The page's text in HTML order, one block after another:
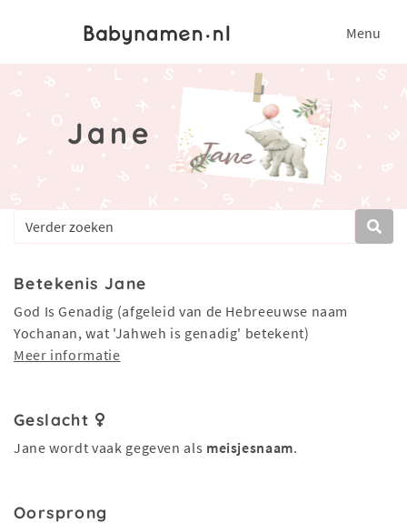
Menu
Jane
Betekenis Jane
God Is Genadig (afgeleid van de Hebreeuwse naam
Yochanan, wat 'Jahweh is genadig' betekent)
Meer informatie
Geslacht
Jane wordt vaak gegeven als meisjesnaam.
Oorsprong